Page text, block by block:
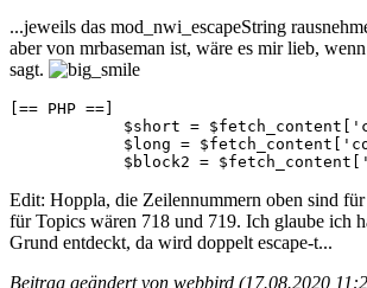
...jeweils das mod_nwi_escapeString
aber von mrbaseman ist, wäre es mir lieb,
sagt.
[== PHP ==]
$short =
$long =
$block2 =
Edit: Hoppla, die Zeilennummern oben sind
für Topics wären 718 und 719. Ich glaube ich
Grund entdeckt, da wird doppelt escape-t...
Beitrag geändert von webbird (17.08.2020